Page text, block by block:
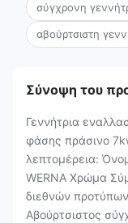
σύγχρονη
αβούρτσιστη
Σύνοψη του
Γεννήτρια
φάσης πράσινο
λεπτομέρεια:
WERNA Χρώμα
διεθνών
Αβούρτσιστος